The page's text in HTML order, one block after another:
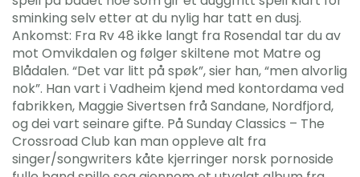
sminking selv etter at du nylig har tatt en dusj.
Ankomst: Fra Rv 48 ikke langt fra Rosendal tar du av
mot Omvikdalen og følger skiltene mot Matre og
Blådalen. “Det var litt på spøk”, sier han, “men alvorlig
nok”. Han vart i Vadheim kjend med kontordama ved
fabrikken, Maggie Sivertsen frå Sandane, Nordfjord,
og dei vart seinare gifte. På Sunday Classics – The
Crossroad Club kan man oppleve alt fra
singer/songwriters kåte kjerringer norsk pornoside